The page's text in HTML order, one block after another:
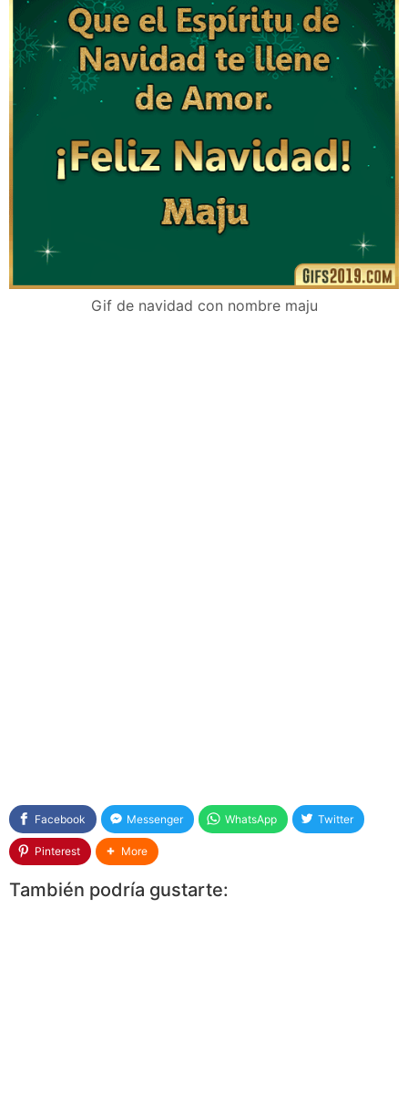
Gif de navidad con nombre maju
Facebook Messenger WhatsApp Twitter
Pinterest More
También podría gustarte: